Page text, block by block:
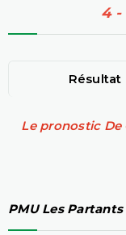
4 -
Résultat
Le pronostic De
PMU Les